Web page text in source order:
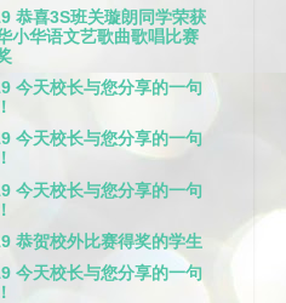
恭喜3S班关璇朗同学荣获
小华语文艺歌曲歌唱比赛
今天校长与您分享的一句
今天校长与您分享的一句
今天校长与您分享的一句
恭贺校外比赛得奖的学生
今天校长与您分享的一句